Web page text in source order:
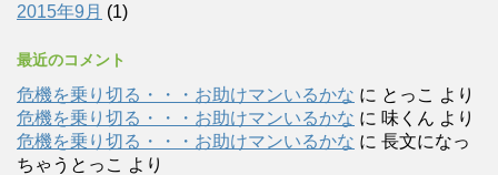
2015年9月 (1)
最近のコメント
危機を乗り切る・・・お助けマンいるかな に とっこ より
危機を乗り切る・・・お助けマンいるかな に 味くん より
危機を乗り切る・・・お助けマンいるかな に 長文になっ
ちゃうとっこ より